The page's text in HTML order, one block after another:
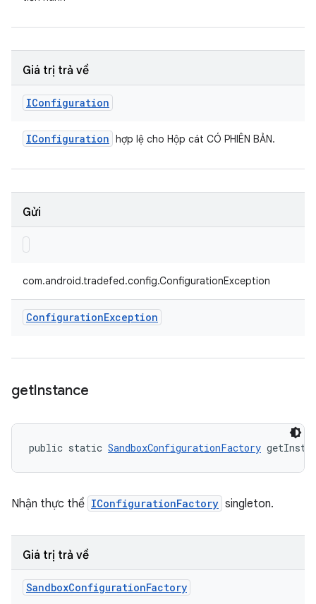
Giá trị trả về
IConfiguration
IConfiguration hợp lệ cho Hộp cát CÓ PHIÊN BẢN.
Gửi
com.android.tradefed.config.ConfigurationException
ConfigurationException
getInstance
public static SandboxConfigurationFactory
Nhận thực thể IConfigurationFactory singleton.
Giá trị trả về
SandboxConfigurationFactory